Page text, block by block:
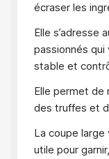
écraser les
Elle s’adresse
passionnés
stable et
Elle permet de
des truffes et
La coupe
utile pour